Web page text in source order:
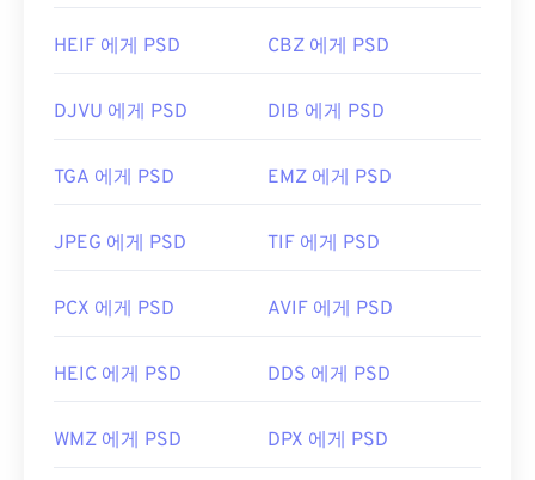
HEIF 에게 PSD CBZ 에게 PSD
DJVU 에게 PSD DIB 에게 PSD
TGA 에게 PSD EMZ 에게 PSD
JPEG 에게 PSD TIF 에게 PSD
PCX 에게 PSD AVIF 에게 PSD
HEIC 에게 PSD DDS 에게 PSD
WMZ 에게 PSD DPX 에게 PSD